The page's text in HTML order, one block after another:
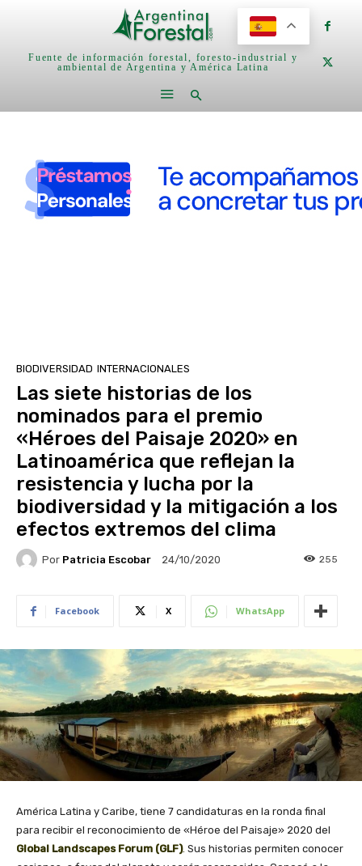
Fuente de información forestal, foresto-industrial y
ambiental de Argentina y América Latina
BIODIVERSIDAD INTERNACIONALES
Las siete historias de los
nominados para el premio
«Héroes del Paisaje 2020» en
Latinoamérica que reflejan la
resistencia y lucha por la
biodiversidad y la mitigación a los
efectos extremos del clima
Por Patricia Escobar 24/10/2020 255
Facebook X WhatsApp
América Latina y Caribe, tiene 7 candidaturas en la ronda final
para recibir el reconocimiento de «Héroe del Paisaje» 2020 del
Global Landscapes Forum (GLF). Sus historias permiten conocer